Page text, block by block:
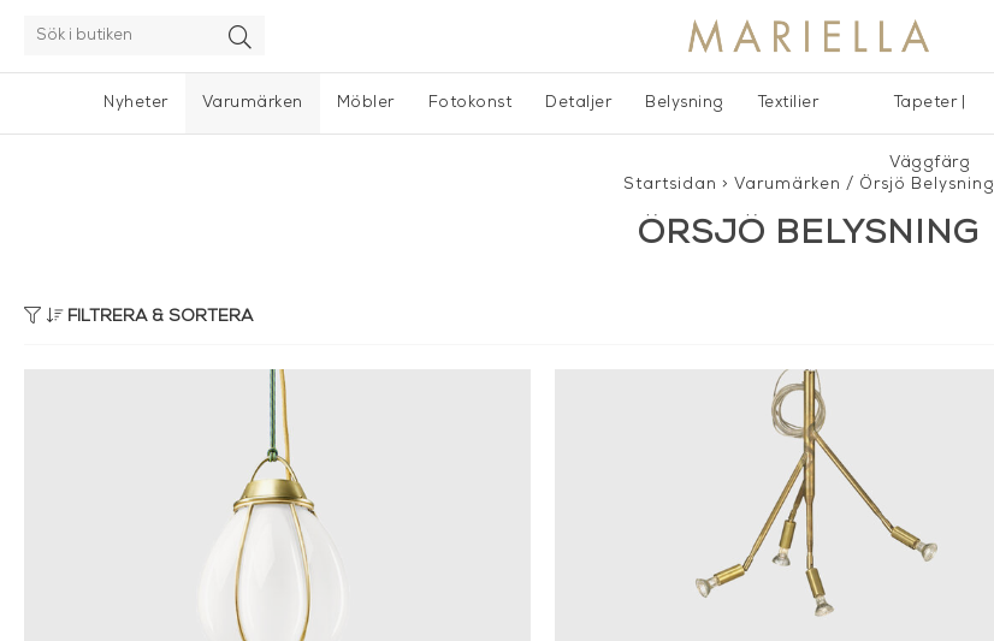
Nyheter Varumärken Möbler Fotokonst Detaljer Belysning Textilier Tapeter |
Väggfärg
Startsidan > Varumärken / Örsjö Belysning
ÖRSJÖ BELYSNING
FILTRERA & SORTERA